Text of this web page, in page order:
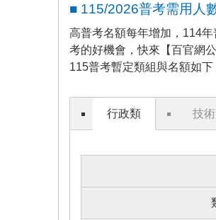
■ 115/2026普考需用人
高普考名額每年增加，114
考的好機會，快來【百官網
115普考暫定類組與名額如下
行政類 技